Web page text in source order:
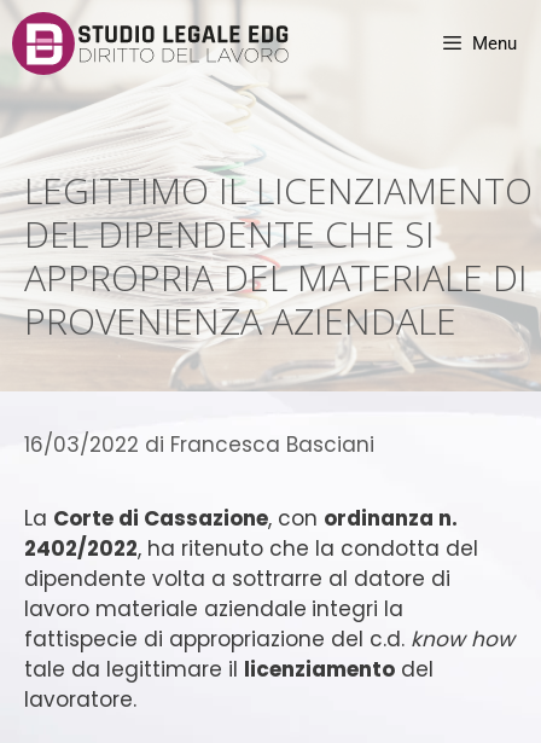
Menu
LEGITTIMO IL LICENZIAMENTO
DEL DIPENDENTE CHE SI
APPROPRIA DEL MATERIALE DI
PROVENIENZA AZIENDALE
16/03/2022 di Francesca Basciani
La Corte di Cassazione, con ordinanza n.
2402/2022, ha ritenuto che la condotta del
dipendente volta a sottrarre al datore di
lavoro materiale aziendale integri la
fattispecie di appropriazione del c.d. know how
tale da legittimare il licenziamento del
lavoratore.